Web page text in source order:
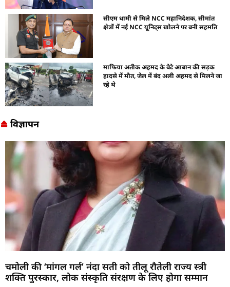
सीएम धामी से मिले NCC महानिदेशक, सीमांत
क्षेत्रों में नई NCC यूनिट्स खोलने पर बनी सहमति
माफिया अतीक अहमद के बेटे आबान की सड़क
हादसे में मौत, जेल में बंद अली अहमद से मिलने जा
रहे थे
विज्ञापन
चमोली की ‘मांगल गर्ल’ नंदा सती को तीलू रौतेली राज्य स्त्री
शक्ति पुरस्कार, लोक संस्कृति संरक्षण के लिए होगा सम्मान